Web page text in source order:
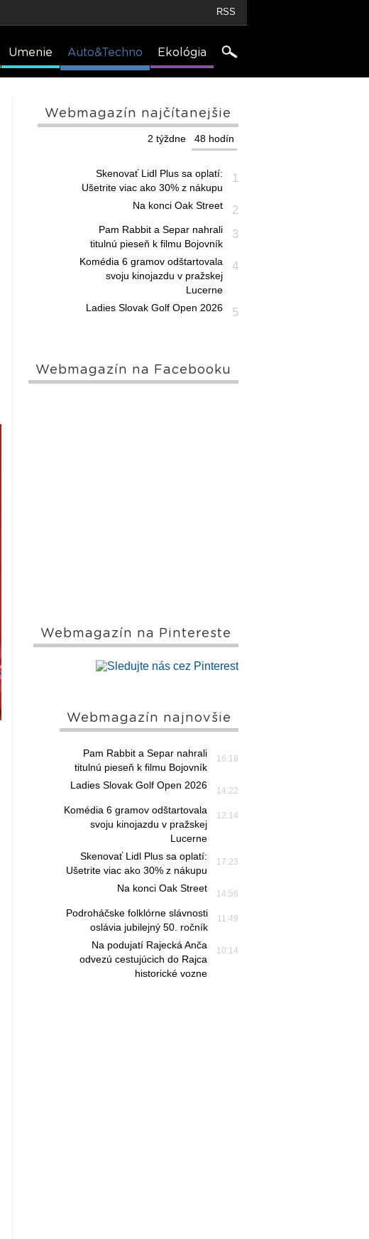
RSS
Umenie Auto&Techno Ekológia
Webmagazín najčítanejšie
48 hodín
2 týždne
1
Skenovať Lidl Plus sa oplatí:
Ušetrite viac ako 30% z nákupu
2
Na konci Oak Street
3
Pam Rabbit a Separ nahrali
titulnú pieseň k filmu Bojovník
4
Komédia 6 gramov odštartovala
svoju kinojazdu v pražskej
Lucerne
5
Ladies Slovak Golf Open 2026
Webmagazín na Facebooku
Webmagazín na Pintereste
Webmagazín najnovšie
16:18
Pam Rabbit a Separ nahrali
titulnú pieseň k filmu Bojovník
14:22
Ladies Slovak Golf Open 2026
12:14
Komédia 6 gramov odštartovala
svoju kinojazdu v pražskej
Lucerne
17:23
Skenovať Lidl Plus sa oplatí:
Ušetrite viac ako 30% z nákupu
14:56
Na konci Oak Street
11:49
Podroháčske folklórne slávnosti
oslávia jubilejný 50. ročník
10:14
Na podujatí Rajecká Anča
odvezú cestujúcich do Rajca
historické vozne